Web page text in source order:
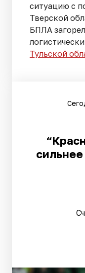
ситуацию с
Тверской
БПЛА
Тульской